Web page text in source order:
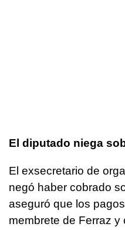
El diputado niega
El exsecretario de
negó haber cobrado
aseguró que los
membrete de Ferraz